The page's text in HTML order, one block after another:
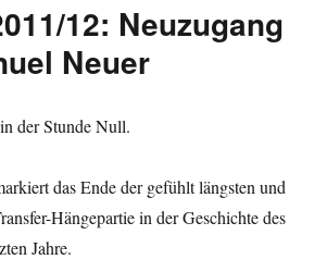
12: Neuzugang
Neuer
der Stunde Null.
das Ende der gefühlt längsten und
Hängepartie in der Geschichte des
Jahre.